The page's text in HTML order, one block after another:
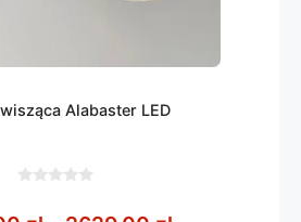
Alabaster LED